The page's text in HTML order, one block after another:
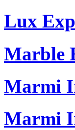
Lux
Marble
Marmi
Marmi